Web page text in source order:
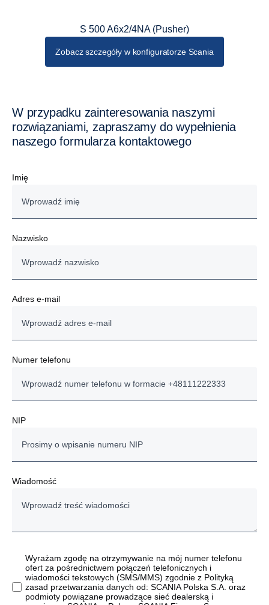
S 500 A6x2/4NA (Pusher)
Zobacz szczegóły w konfiguratorze Scania
W przypadku zainteresowania naszymi
rozwiązaniami, zapraszamy do wypełnienia
naszego formularza kontaktowego
Imię
Nazwisko
Adres e-mail
Numer telefonu
NIP
Wiadomość
Wyrażam zgodę na otrzymywanie na mój numer telefonu
ofert za pośrednictwem połączeń telefonicznych i
wiadomości tekstowych (SMS/MMS) zgodnie z Polityką
zasad przetwarzania danych od: SCANIA Polska S.A. oraz
podmioty powiązane prowadzące sieć dealerską i